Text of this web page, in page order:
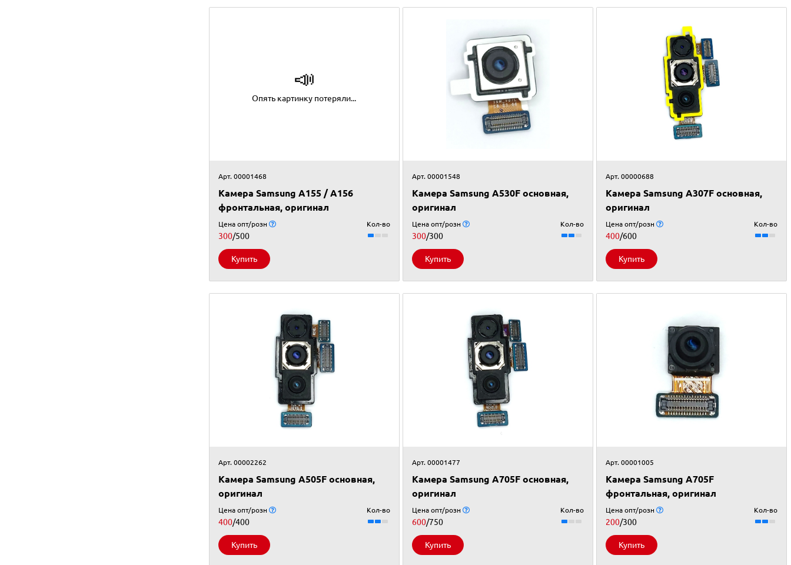
📣
Опять картинку потеряли...
Арт. 00001468
Камера Samsung A155 / A156
фронтальная, оригинал
Цена опт/розн
300/500
Кол-во
Купить
Арт. 00001548
Камера Samsung A530F основная,
оригинал
Цена опт/розн
300/300
Кол-во
Купить
Арт. 00000688
Камера Samsung A307F основная,
оригинал
Цена опт/розн
400/600
Кол-во
Купить
Арт. 00002262
Камера Samsung A505F основная,
оригинал
Цена опт/розн
400/400
Кол-во
Купить
Арт. 00001477
Камера Samsung A705F основная,
оригинал
Цена опт/розн
600/750
Кол-во
Купить
Арт. 00001005
Камера Samsung A705F
фронтальная, оригинал
Цена опт/розн
200/300
Кол-во
Купить